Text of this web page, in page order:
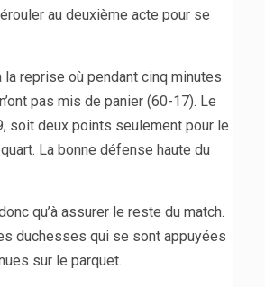
au deuxième acte pour se
la reprise où pendant cinq minutes
pas mis de panier (60-17). Le
soit deux points seulement pour le
La bonne défense haute du
qu’à assurer le reste du match.
duchesses qui se sont appuyées
sur le parquet.